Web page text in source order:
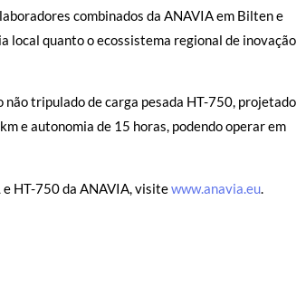
combinados da ANAVIA em Bilten e
local quanto o ecossistema regional de inovação
tripulado de carga pesada HT-750, projetado
e autonomia de 15 horas, podendo operar em
HT-750 da ANAVIA, visitewww.anavia.eu.